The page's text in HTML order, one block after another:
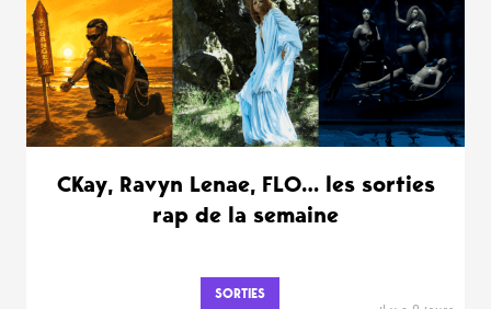
CKay, Ravyn Lenae, FLO… les sorties
rap de la semaine
SORTIES